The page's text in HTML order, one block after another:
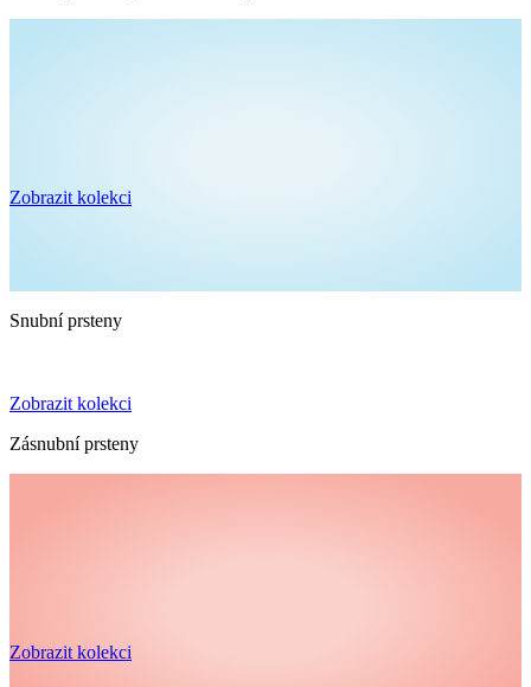
Zobrazit kolekci
Snubní prsteny
Zobrazit kolekci
Zásnubní prsteny
Zobrazit kolekci